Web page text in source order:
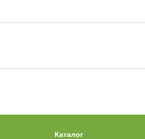
Каталог